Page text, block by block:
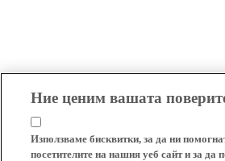
Ние ценим вашата
Използваме бисквитки, за да ни
посетителите на нашия уеб сайт и за да